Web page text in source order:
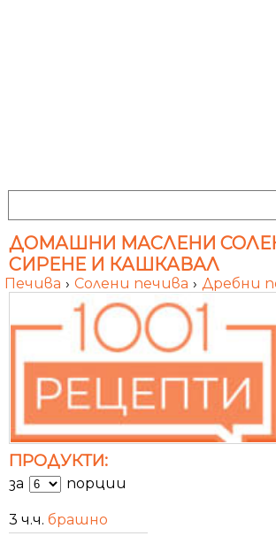
ДОМАШНИ МАСЛЕНИ
СИРЕНЕ И КАШКАВАЛ
Печива › Солени печива › Дребни
ПРОДУКТИ:
за порции
3 ч.ч. брашно